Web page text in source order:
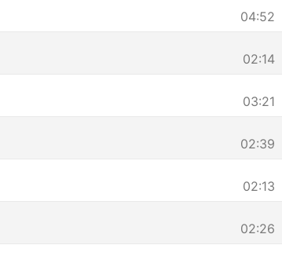
04:52
02:14
03:21
02:39
02:13
02:26